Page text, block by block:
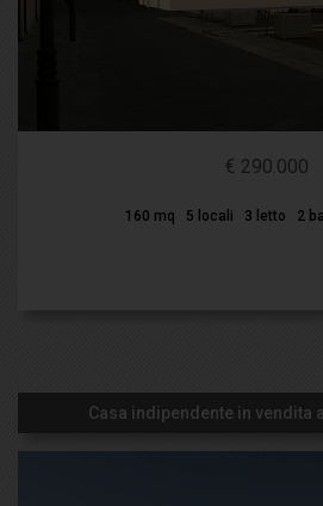
€ 290.000
160 mq 5 locali 3 letto 2
Casa indipendente in vendita